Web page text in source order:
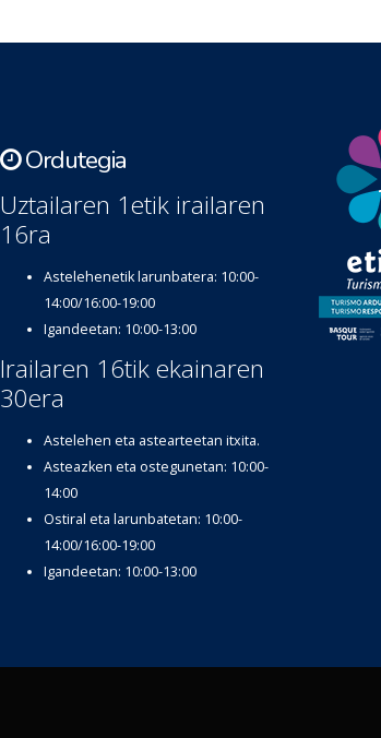
Ordutegia
Uztailaren 1etik irailaren
16ra
Astelehenetik larunbatera: 10:00-
14:00/16:00-19:00
Igandeetan: 10:00-13:00
Irailaren 16tik ekainaren
30era
Astelehen eta astearteetan itxita.
Asteazken eta ostegunetan: 10:00-
14:00
Ostiral eta larunbatetan: 10:00-
14:00/16:00-19:00
Igandeetan: 10:00-13:00